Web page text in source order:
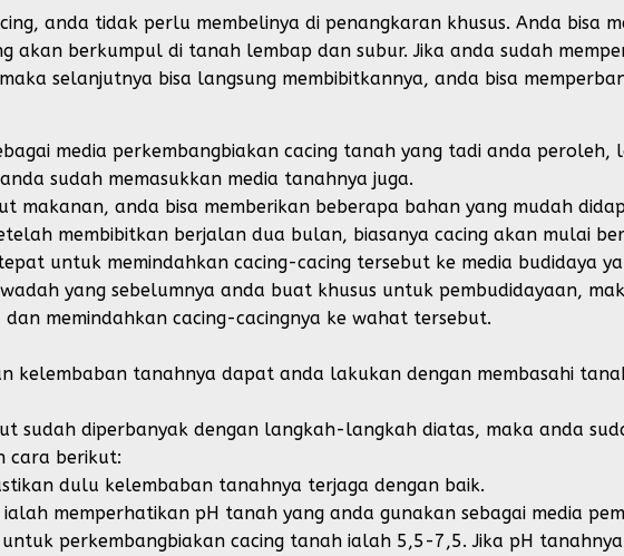
anda tidak perlu membelinya di penangkaran khusus. Anda bisa
akan berkumpul di tanah lembap dan subur. Jika anda sudah
selanjutnya bisa langsung membibitkannya, anda bisa
media perkembangbiakan cacing tanah yang tadi anda peroleh,
sudah memasukkan media tanahnya juga.
makanan, anda bisa memberikan beberapa bahan yang mudah
membibitkan berjalan dua bulan, biasanya cacing akan mulai
untuk memindahkan cacing-cacing tersebut ke media budidaya
yang sebelumnya anda buat khusus untuk pembudidayaan,
memindahkan cacing-cacingnya ke wahat tersebut.
kelembaban tanahnya dapat anda lakukan dengan membasahi
sudah diperbanyak dengan langkah-langkah diatas, maka anda
cara berikut:
dulu kelembaban tanahnya terjaga dengan baik.
memperhatikan pH tanah yang anda gunakan sebagai media
perkembangbiakan cacing tanah ialah 5,5-7,5. Jika pH